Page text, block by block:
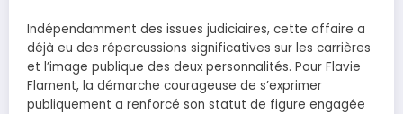
Indépendamment des issues judiciaires, cette affaire a
déjà eu des répercussions significatives sur les carrières
et l’image publique des deux personnalités. Pour Flavie
Flament, la démarche courageuse de s’exprimer
publiquement a renforcé son statut de figure engagée